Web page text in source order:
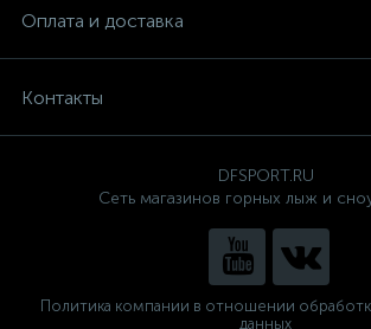
Оплата и доставка
Контакты
DFSPORT.RU
Сеть магазинов горных лыж и
Политика компании в отношении
данных